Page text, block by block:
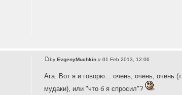
byEvgenyMuchkin » 01 Feb 2013, 12:06
Ага. Вот я и говорю... очень, очень, очень
мудаки), или "что б я спросил"?